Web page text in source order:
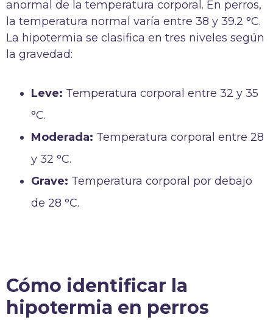
anormal de la temperatura corporal. En perros,
la temperatura normal varía entre 38 y 39.2 °C.
La hipotermia se clasifica en tres niveles según
la gravedad:
Leve: Temperatura corporal entre 32 y 35
°C.
Moderada: Temperatura corporal entre 28
y 32 °C.
Grave: Temperatura corporal por debajo
de 28 °C.
Cómo identificar la
hipotermia en perros